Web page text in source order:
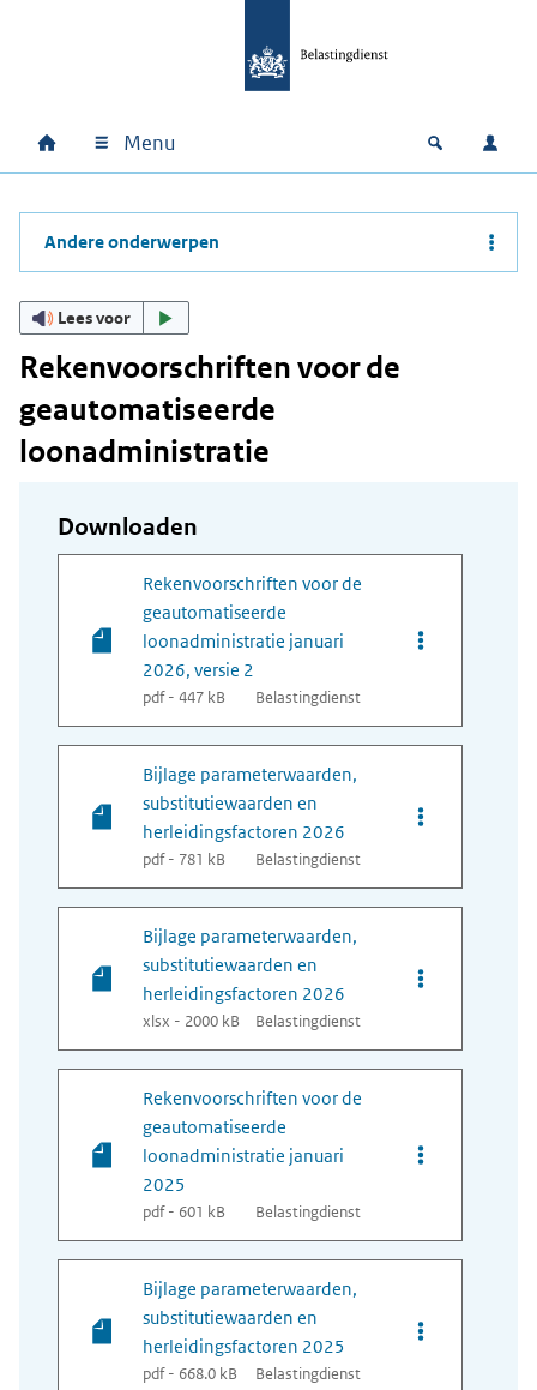
Hoofdnavigatie
Home Menu Open
Andere onderwerpen
Lees voor
Rekenvoorschriften voor de
geautomatiseerde
loonadministratie
Downloaden
Rekenvoorschriften voor de
geautomatiseerde
loonadministratie januari
2026, versie 2
pdf - 447 kB Belastingdienst
Opties van
Bijlage parameterwaarden,
substitutiewaarden en
herleidingsfactoren 2026
pdf - 781 kB Belastingdienst
Opties van
Bijlage parameterwaarden,
substitutiewaarden en
herleidingsfactoren 2026
xlsx - 2000 kB Belastingdienst
Opties van
Rekenvoorschriften voor de
geautomatiseerde
loonadministratie januari
2025
pdf - 601 kB Belastingdienst
Opties van
Bijlage parameterwaarden,
substitutiewaarden en
herleidingsfactoren 2025
pdf - 668.0 kB Belastingdienst
Opties van